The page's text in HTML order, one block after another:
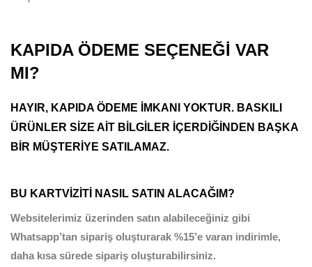
KAPIDA ÖDEME SEÇENEĞİ VAR
MI?
HAYIR, KAPIDA ÖDEME İMKANI YOKTUR. BASKILI
ÜRÜNLER SİZE AİT BİLGİLER İÇERDİĞİNDEN BAŞKA
BİR MÜŞTERİYE SATILAMAZ.
BU KARTVİZİTİ NASIL SATIN ALACAĞIM?
Websitelerimiz üzerinden satın alabileceğiniz gibi
Whatsapp’tan sipariş oluşturarak %15’e varan indirimle,
daha kısa sürede sipariş oluşturabilirsiniz.